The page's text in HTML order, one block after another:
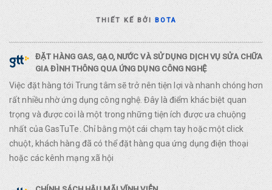
THIẾT KẾ BỞIBOTA
ĐẶT HÀNG GAS, GẠO, NƯỚC VÀ SỬ DỤNG DỊCH VỤ SỬA CHỮA
GIA ĐÌNH THÔNG QUA ỨNG DỤNG CÔNG NGHỆ
Việc đặt hàng tới Trung tâm sẽ trở nên tiện lợi và nhanh chóng hơn
rất nhiều nhờ ứng dụng công nghệ. Đây là điểm khác biệt quan
trọng và được coi là một trong những tiện ích được ưa chuộng
nhất của GasTuTe. Chỉ bằng một cái chạm tay hoặc một click
chuột, khách hàng đã có thể đặt hàng qua ứng dụng điện thoại
hoặc các kênh mạng xã hội